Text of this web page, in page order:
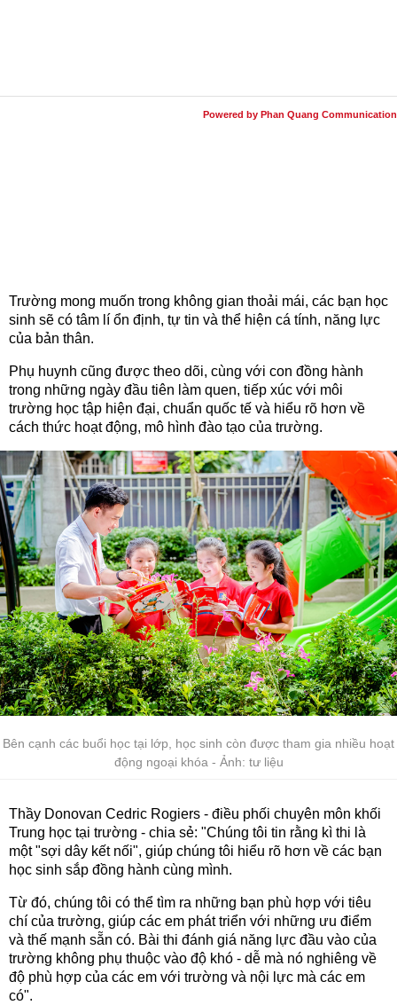
Powered by Phan Quang Communication
Trường mong muốn trong không gian thoải mái, các bạn học
sinh sẽ có tâm lí ổn định, tự tin và thể hiện cá tính, năng lực
của bản thân.
Phụ huynh cũng được theo dõi, cùng với con đồng hành
trong những ngày đầu tiên làm quen, tiếp xúc với môi
trường học tập hiện đại, chuẩn quốc tế và hiểu rõ hơn về
cách thức hoạt động, mô hình đào tạo của trường.
Bên cạnh các buổi học tại lớp, học sinh còn được tham gia nhiều hoạt
động ngoại khóa - Ảnh: tư liệu
Thầy Donovan Cedric Rogiers - điều phối chuyên môn khối
Trung học tại trường - chia sẻ: "Chúng tôi tin rằng kì thi là
một "sợi dây kết nối", giúp chúng tôi hiểu rõ hơn về các bạn
học sinh sắp đồng hành cùng mình.
Từ đó, chúng tôi có thể tìm ra những bạn phù hợp với tiêu
chí của trường, giúp các em phát triển với những ưu điểm
và thế mạnh sẵn có. Bài thi đánh giá năng lực đầu vào của
trường không phụ thuộc vào độ khó - dễ mà nó nghiêng về
độ phù hợp của các em với trường và nội lực mà các em
có".